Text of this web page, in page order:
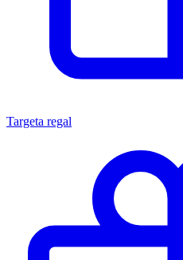
Targeta regal